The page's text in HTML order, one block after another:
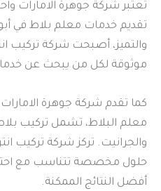
تعتبر شركة جوهرة الامارات
تقديم خدمات معلم بلاط في
والتميز، أصبحت شركة تركيب
موثوقة لكل من يبحث عن
كما تقدم شركة جوهرة
معلم البلاط، تشمل تركيب
والجرانيت. تركز شركة تركيب
حلول مخصصة تتناسب مع
أفضل النتائج الممكنة.